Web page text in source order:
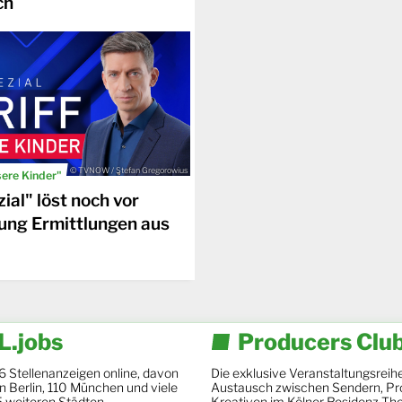
Kinder" © TVNOW / Stefan Gregorowius
löst noch vor
Ermittlungen aus
Stellenanzeigen online, davon
Berlin, 110 München und viele
Producers
Die exklusive
Austausch zwischen Sendern,